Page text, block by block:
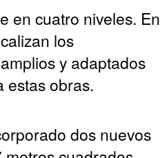
en cuatro niveles. En
los
y adaptados
estas obras.
dos nuevos